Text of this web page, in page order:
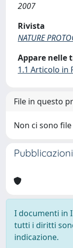
2007
Rivista
NATURE
Appare nelle
1.1 Articolo in
File in questo
Non ci sono
I documenti in
tutti i diritti
indicazione.